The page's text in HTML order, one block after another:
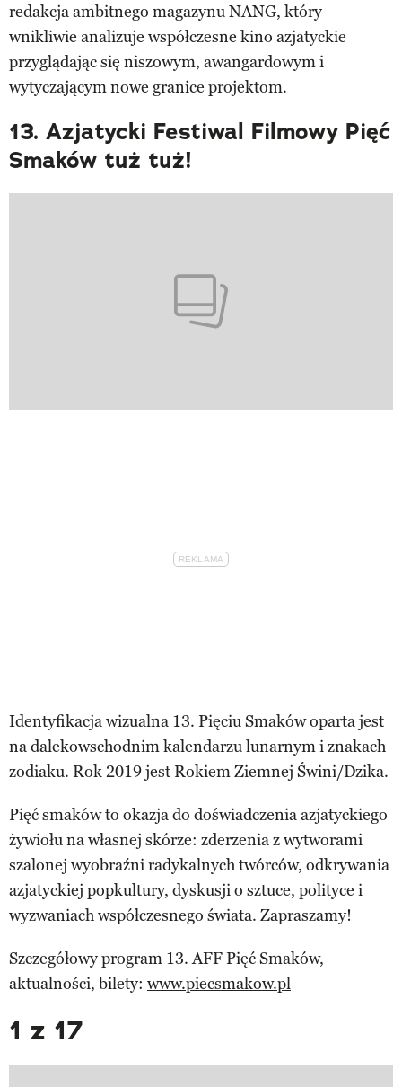
redakcja ambitnego magazynu NANG, który
wnikliwie analizuje współczesne kino azjatyckie
przyglądając się niszowym, awangardowym i
wytyczającym nowe granice projektom.
13. Azjatycki Festiwal Filmowy Pięć
Smaków tuż tuż!
Identyfikacja wizualna 13. Pięciu Smaków oparta jest
na dalekowschodnim kalendarzu lunarnym i znakach
zodiaku. Rok 2019 jest Rokiem Ziemnej Świni/Dzika.
Pięć smaków to okazja do doświadczenia azjatyckiego
żywiołu na własnej skórze: zderzenia z wytworami
szalonej wyobraźni radykalnych twórców, odkrywania
azjatyckiej popkultury, dyskusji o sztuce, polityce i
wyzwaniach współczesnego świata. Zapraszamy!
Szczegółowy program 13. AFF Pięć Smaków,
aktualności, bilety: www.piecsmakow.pl
1 z 17